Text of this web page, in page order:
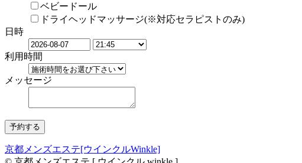
ベビードール
ドライヘッドマッサージ(※対応セラピストのみ)
日時
利用時間
メッセージ
京都メンズエステ[ウインクルWinkle]